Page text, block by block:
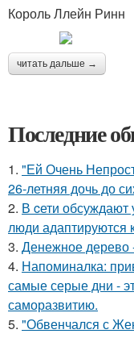
Король Ллейн Ринн
читать дальше →
Последние
1. "Ей Очень
26-летняя дочь до
2. В cети обсуждают
люди адаптируются
3. Денежное дерево
4. Напоминалка:
самые серые дни -
саморазвитию.
5. "Обвенчался с